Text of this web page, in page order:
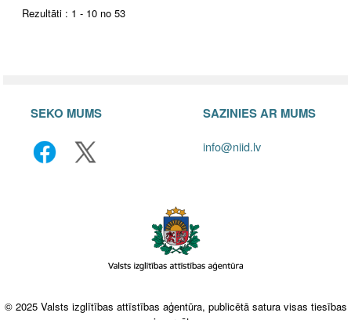
Rezultāti : 1 - 10 no 53
SEKO MUMS SAZINIES AR MUMS
info@niid.lv
© 2025 Valsts izglītības attīstības aģentūra, publicētā satura visas tiesības